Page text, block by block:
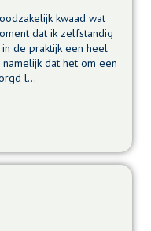
kwaad wat
dat ik zelfstandig
de praktijk een heel
dat het om een
l…